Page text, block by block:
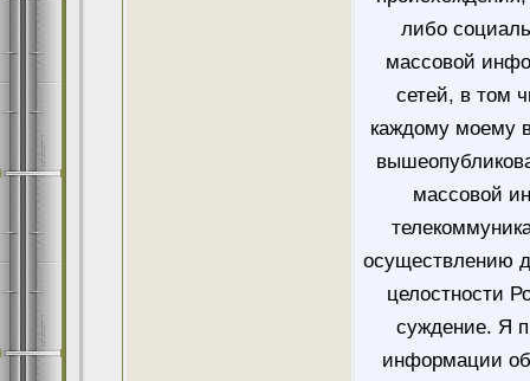
либо
массовой
сетей, в том
каждому моему
массовой
осуществлению
целостности
суждение. Я
информации